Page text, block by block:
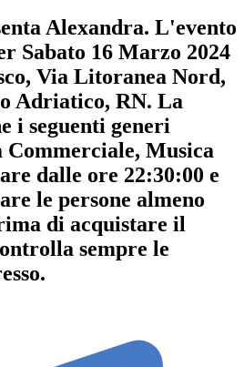
Alexandra. L'evento
Sabato 16 Marzo 2024
Via Litoranea Nord,
Adriatico, RN. La
i seguenti generi
Commerciale, Musica
dalle ore 22:30:00 e
le persone almeno
di acquistare il
sempre le
.